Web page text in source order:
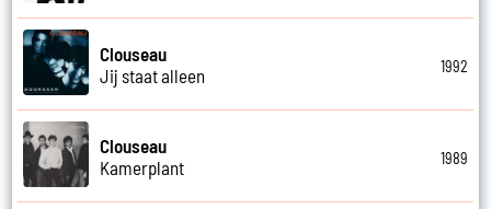
Clouseau
Jij staat alleen
1992
Clouseau
Kamerplant
1989